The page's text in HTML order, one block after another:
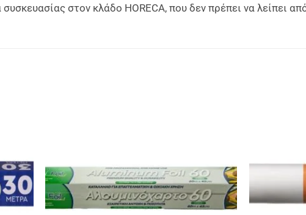
στον κλάδο HORECA, που δεν πρέπει να λείπει